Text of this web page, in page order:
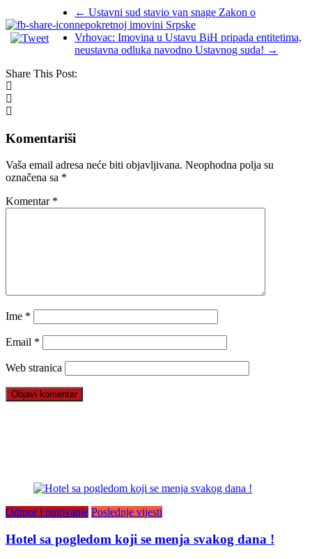
← Ustavni sud stavio van snage Zakon​ o
nepokretnoj imovini Srpske
Vrhovac: Imovina u Ustavu BiH pripada entitetima,
neustavna odluka navodno Ustavnog suda! →
Share This Post:
Komentariši
Vaša email adresa neće biti objavljivana. Neophodna polja su
označena sa *
Komentar *
Ime *
Email *
Web stranica
Odmor i putovanje Poslednje vijesti
Hotel sa pogledom koji se menja svakog dana !